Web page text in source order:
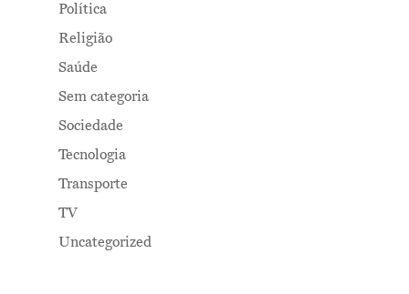
Política
Religião
Saúde
Sem categoria
Sociedade
Tecnologia
Transporte
TV
Uncategorized